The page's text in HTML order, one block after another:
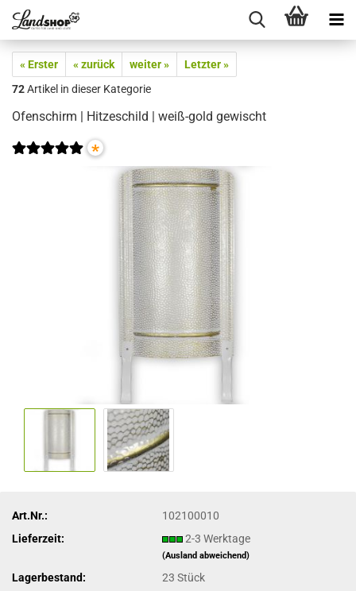
« Erster « zurück weiter »
Letzter »
72Artikel in dieser Kategorie
Ofenschirm | Hitzeschild | weiß-gold gewischt
*
Art.Nr.:
102100010
Lieferzeit:
2-3 Werktage
(Ausland abweichend)
Lagerbestand: 23Stück